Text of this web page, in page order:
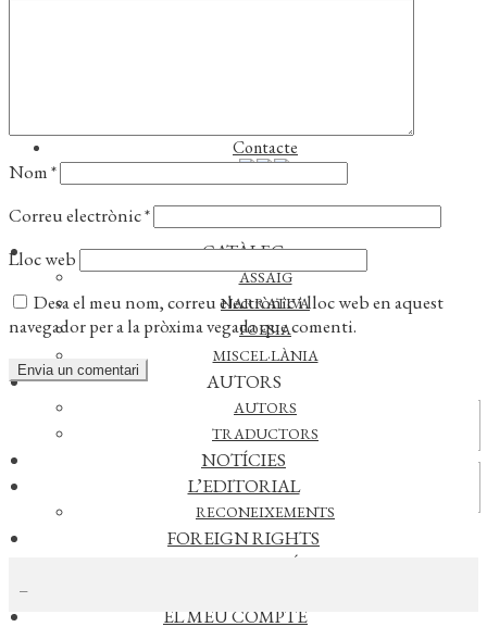
Contacte
CATÀLEG
ASSAIG
NARRATIVA
POESIA
MISCEL·LÀNIA
AUTORS
AUTORS
TRADUCTORS
NOTÍCIES
L’EDITORIAL
RECONEIXEMENTS
FOREIGN RIGHTS
DISTRIBUCIÓ
EL MEU COMPTE
Nom*
Correu electrònic*
Lloc web
Desa el meu nom, correu electrònic i lloc web en aquest
navegador per a la pròxima vegada que comenti.
Actualitat
Vídeos
CERCAR NOTÍCIES